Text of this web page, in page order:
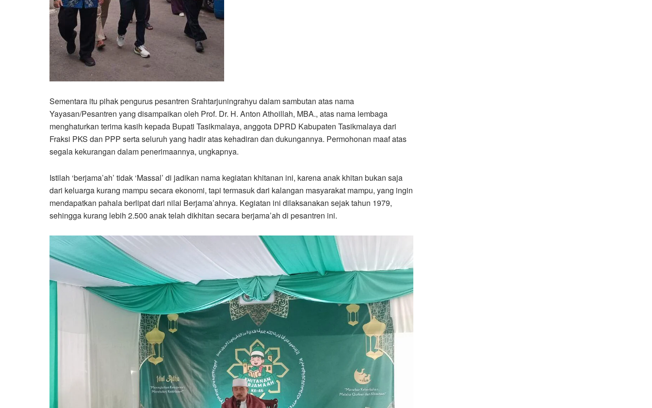
Sementara itu pihak pengurus pesantren Srahtarjuningrahyu dalam sambutan atas nama
Yayasan/Pesantren yang disampaikan oleh Prof. Dr. H. Anton Athoillah, MBA., atas nama lembaga
menghaturkan terima kasih kepada Bupati Tasikmalaya, anggota DPRD Kabupaten Tasikmalaya dari
Fraksi PKS dan PPP serta seluruh yang hadir atas kehadiran dan dukungannya. Permohonan maaf atas
segala kekurangan dalam penerimaannya, ungkapnya.
Istilah ‘berjama’ah’ tidak ‘Massal’ di jadikan nama kegiatan khitanan ini, karena anak khitan bukan saja
dari keluarga kurang mampu secara ekonomi, tapi termasuk dari kalangan masyarakat mampu, yang ingin
mendapatkan pahala berlipat dari nilai Berjama’ahnya. Kegiatan ini dilaksanakan sejak tahun 1979,
sehingga kurang lebih 2.500 anak telah dikhitan secara berjama’ah di pesantren ini.